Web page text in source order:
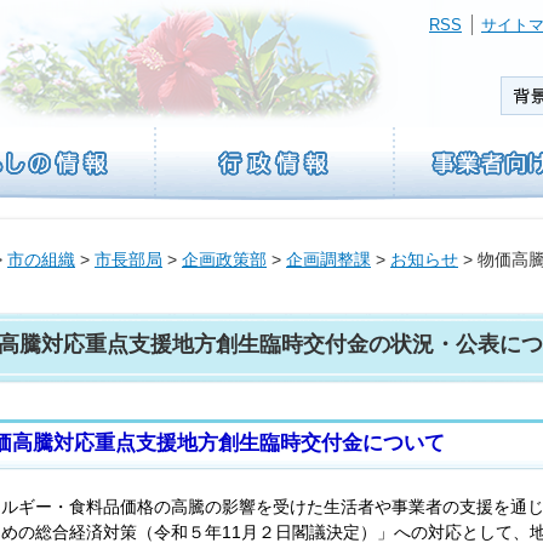
サイト
RSS
市の組織 > 市長部局 > 企画政策部 > 企画調整課 > お知らせ > 物価高
騰対応重点支援地方創生臨時交付金の状況・公表に
騰対応重点支援地方創生臨時交付金について
ギー・食料品価格の高騰の影響を受けた生活者や事業者の支援を通
の総合経済対策（令和５年11月２日閣議決定）」への対応として、